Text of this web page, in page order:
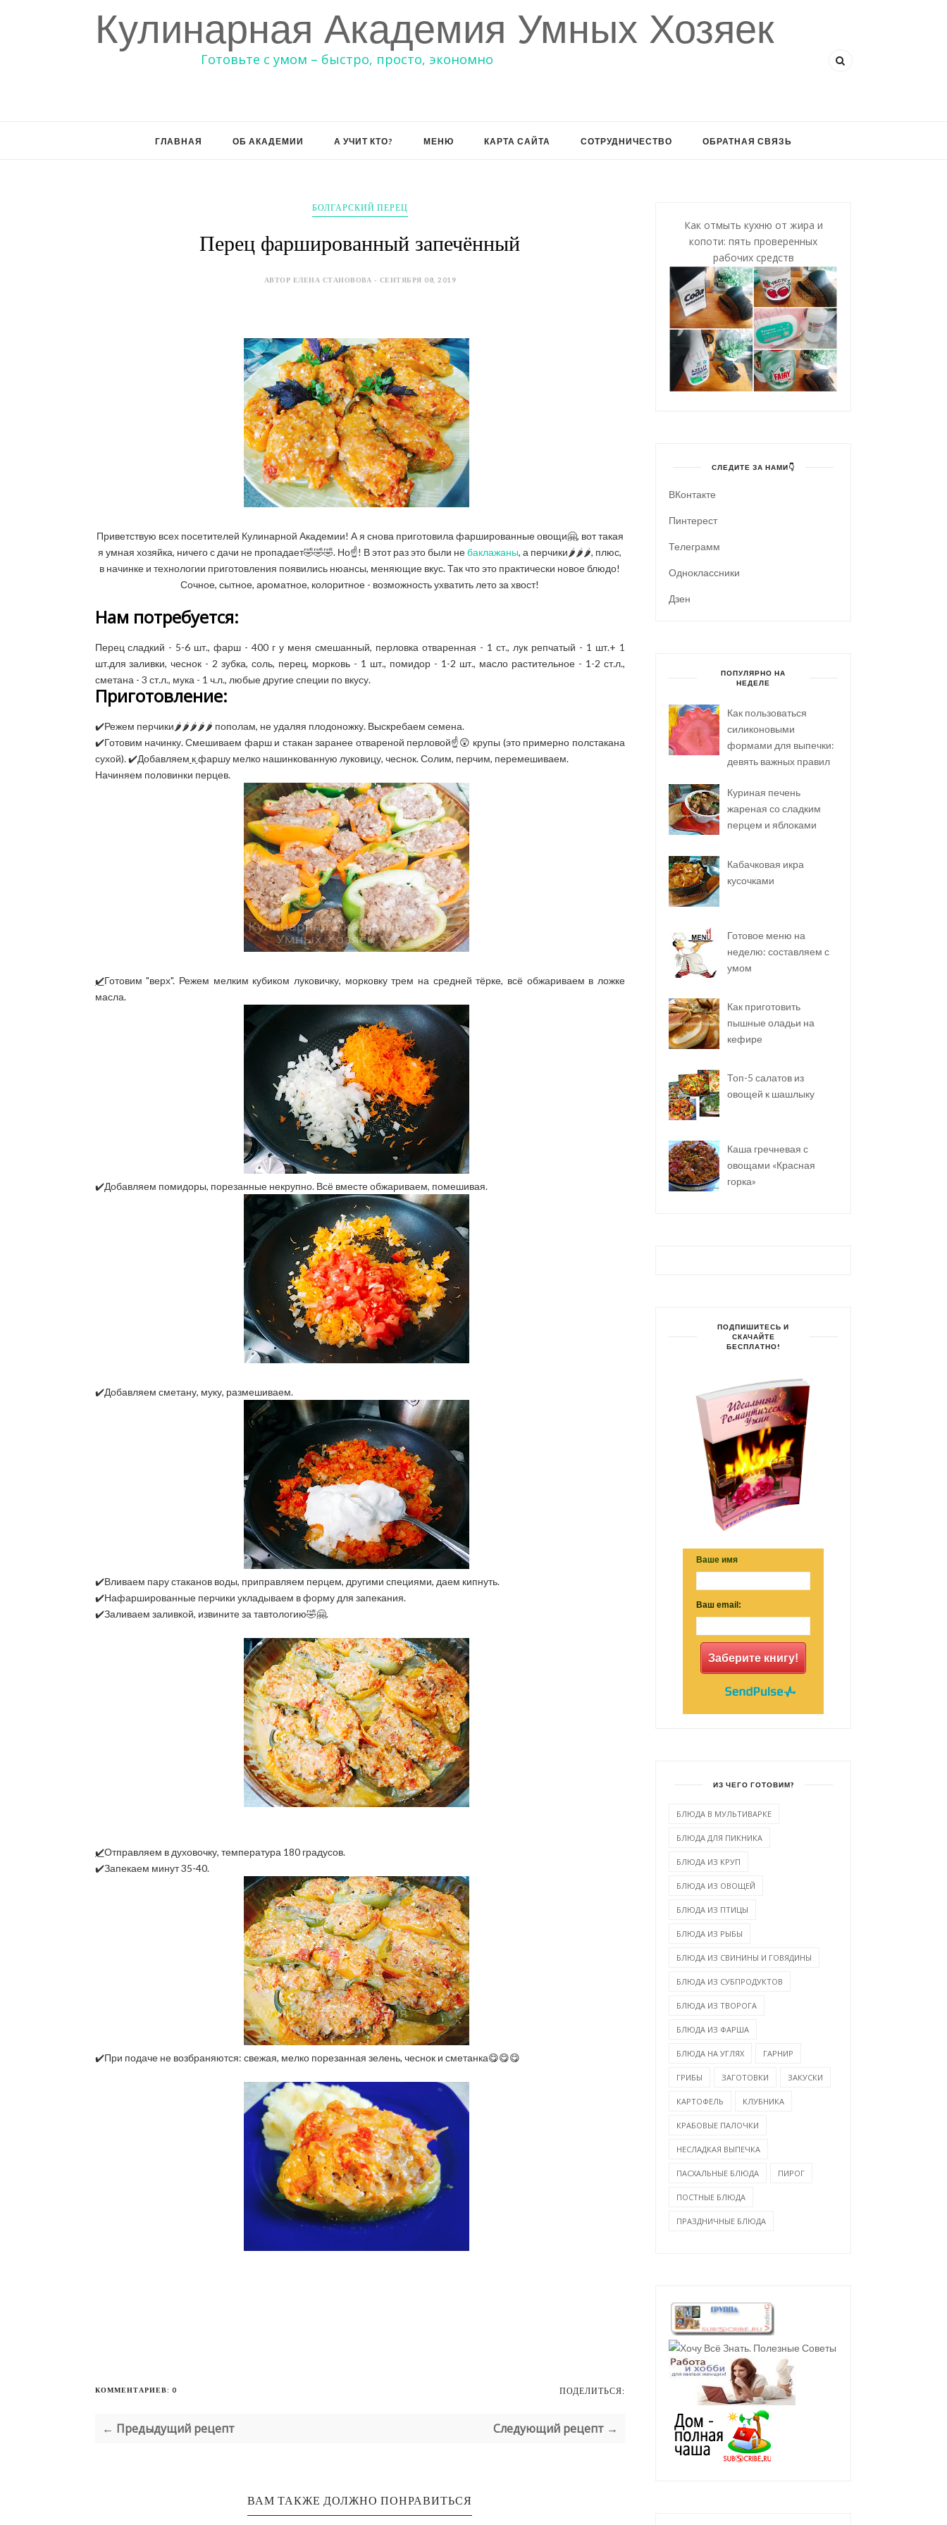
Кулинарная Академия Умных Хозяек
Готовьте с умом – быстро, просто, экономно
ГЛАВНАЯ ОБ АКАДЕМИИ А УЧИТ КТО? МЕНЮ КАРТА САЙТА СОТРУДНИЧЕСТВО ОБРАТНАЯ СВЯЗЬ
БОЛГАРСКИЙ ПЕРЕЦ
Перец фаршированный запечённый
АВТОР ЕЛЕНА СТАНОВОВА - СЕНТЯБРЯ 08, 2019
Приветствую всех посетителей Кулинарной Академии! А я снова приготовила фаршированные овощи🤗, вот такая
я умная хозяйка, ничего с дачи не пропадает🤣🤣🤣. Но☝️! В этот раз это были небаклажаны, а перчики🌶️🌶️🌶️, плюс,
в начинке и технологии приготовления появились нюансы, меняющие вкус. Так что это практически новое блюдо!
Сочное, сытное, ароматное, колоритное - возможность ухватить лето за хвост!
Нам потребуется:
Перец сладкий - 5-6 шт., фарш - 400 г у меня смешанный, перловка отваренная - 1 ст., лук репчатый - 1 шт.+ 1
шт.для заливки, чеснок - 2 зубка, соль, перец, морковь - 1 шт., помидор - 1-2 шт., масло растительное - 1-2 ст.л.,
сметана - 3 ст.л., мука - 1 ч.л., любые другие специи по вкусу.
Приготовление:
✔️Режем перчики🌶️🌶️🌶️🌶️🌶️ пополам, не удаляя плодоножку. Выскребаем семена.
✔️Готовим начинку. Смешиваем фарш и стакан заранее отвареной перловой☝️😲 крупы (это примерно полстакана
сухой). ✔️Добавляем к фаршу мелко нашинкованную луковицу, чеснок. Солим, перчим, перемешиваем.
Начиняем половинки перцев.
✔️Готовим "верх". Режем мелким кубиком луковичку, морковку трем на средней тёрке, всё обжариваем в ложке
масла.
✔️Добавляем помидоры, порезанные некрупно. Всё вместе обжариваем, помешивая.
✔️Добавляем сметану, муку, размешиваем.
✔️Вливаем пару стаканов воды, приправляем перцем, другими специями, даем кипнуть.
✔️Нафаршированные перчики укладываем в форму для запекания.
✔️Заливаем заливкой, извините за тавтологию🤣🤗.
✔️Отправляем в духовочку, температура 180 градусов.
✔️Запекаем минут 35-40.
✔️При подаче не возбраняются: свежая, мелко порезанная зелень, чеснок и сметанка😋😋😋
КОММЕНТАРИЕВ: 0 ПОДЕЛИТЬСЯ:
← Предыдущий рецепт Следующий рецепт →
ВАМ ТАКЖЕ ДОЛЖНО ПОНРАВИТЬСЯ
Как отмыть кухню от жира и
копоти: пять проверенных
рабочих средств
СЛЕДИТЕ ЗА НАМИ👇
ВКонтакте
Пинтерест
Телеграмм
Одноклассники
Дзен
ПОПУЛЯРНО НА
НЕДЕЛЕ
Как пользоваться
силиконовыми
формами для выпечки:
девять важных правил
Куриная печень
жареная со сладким
перцем и яблоками
Кабачковая икра
кусочками
Готовое меню на
неделю: составляем с
умом
Как приготовить
пышные оладьи на
кефире
Топ-5 салатов из
овощей к шашлыку
Каша гречневая с
овощами «Красная
горка»
ПОДПИШИТЕСЬ И
СКАЧАЙТЕ
БЕСПЛАТНО!
Ваше имя
Ваш email:
Заберите книгу!
ИЗ ЧЕГО ГОТОВИМ?
БЛЮДА В МУЛЬТИВАРКЕ
БЛЮДА ДЛЯ ПИКНИКА
БЛЮДА ИЗ КРУП
БЛЮДА ИЗ ОВОЩЕЙ
БЛЮДА ИЗ ПТИЦЫ
БЛЮДА ИЗ РЫБЫ
БЛЮДА ИЗ СВИНИНЫ И ГОВЯДИНЫ
БЛЮДА ИЗ СУБПРОДУКТОВ
БЛЮДА ИЗ ТВОРОГА
БЛЮДА ИЗ ФАРША
БЛЮДА НА УГЛЯХ ГАРНИР
ГРИБЫ ЗАГОТОВКИ ЗАКУСКИ
КАРТОФЕЛЬ КЛУБНИКА
КРАБОВЫЕ ПАЛОЧКИ
НЕСЛАДКАЯ ВЫПЕЧКА
ПАСХАЛЬНЫЕ БЛЮДА ПИРОГ
ПОСТНЫЕ БЛЮДА
ПРАЗДНИЧНЫЕ БЛЮДА